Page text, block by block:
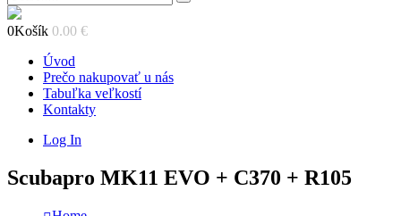
0Košík 0.00 €
Úvod
Prečo nakupovať u nás
Tabuľka veľkostí
Kontakty
Log In
Scubapro MK11 EVO + C370 + R105